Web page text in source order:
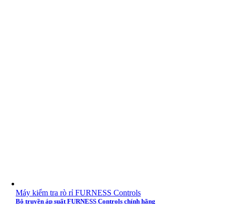
Máy kiểm tra rò rỉ FURNESS Controls
Bộ truyền áp suất FURNESS Controls chính hãng